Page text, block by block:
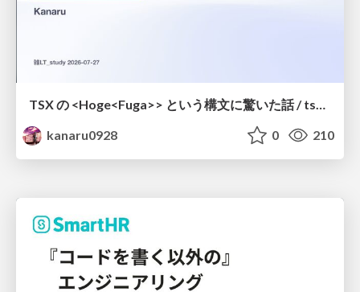
TSX の <Hoge<Fuga>> という構文に驚いた話 / tsx-type-argument-syntax
kanaru0928
0 210